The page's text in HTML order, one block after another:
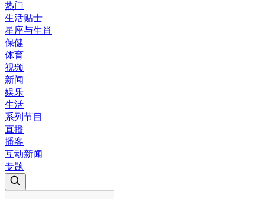
热门
生活贴士
星座与生肖
保健
体育
视频
新闻
娱乐
生活
系列节目
直播
播客
互动新闻
专题